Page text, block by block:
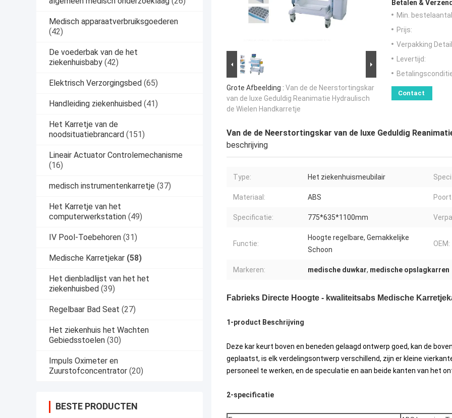
Medisch apparaatverbruiksgoederen
(42)
De voederbak van de het
ziekenhuisbaby (42)
Elektrisch Verzorgingsbed (65)
Handleiding ziekenhuisbed (41)
Het Karretje van de
noodsituatiebrancard (151)
Lineair Actuator Controlemechanisme
(16)
medisch instrumentenkarretje (37)
Het Karretje van het
computerwerkstation (49)
IV Pool-Toebehoren (31)
Medische Karretjekar (58)
Het dienbladlijst van het het
ziekenhuisbed (39)
Regelbaar Bad Seat (27)
Het ziekenhuis het Wachten
Gebiedsstoelen (30)
Impuls Oximeter en
Zuurstofconcentrator (20)
BESTE PRODUCTEN
Grote Afbeelding : Van de de Neerstortingskar
van de luxe Geduldig Reanimatie Hydraulisch
de Wielen Handkarretje
Betalen &
Min.
Prijs:
Verpakking
Levertijd:
Contact
Van de de Neerstortingskar van de luxe Geduldig
beschrijving
Type: Het ziekenhuismeubilair
Materiaal: ABS
Specificatie: 775*635*1100mm
Functie:
Hoogte regelbare, Gemakkelijke
Schoon
OEM:
Markeren: medische duwkar, medische opslagkarren
Fabrieks Directe Hoogte - kwaliteitsabs Medische
1-product Beschrijving
Deze kar keurt boven en beneden gelaagd ontwerp goed, kan de
geplaatst, is elk verdelingsontwerp verschillend, zijn er kleine
personeel te werken, en de speculatie en aan beide kanten van het
2-specificatie